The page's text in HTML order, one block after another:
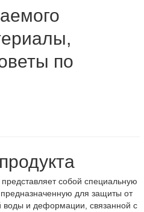
по
собой специальную
для защиты от
воды и деформации, связанной с